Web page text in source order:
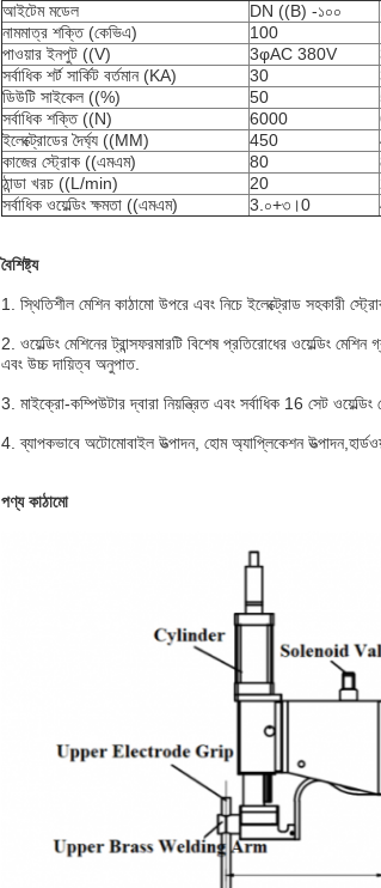
আইটেম মডেল DN ((B) -১০০
নামমাত্র শক্তি (কেভিএ)
100
পাওয়ার ইনপুট ((V)
3φAC 380V
সর্বাধিক শর্ট সার্কিট বর্তমান (KA)
30
ডিউটি সাইকেল ((%)
50
সর্বাধিক শক্তি ((N)
6000
ইলেক্ট্রোডের দৈর্ঘ্য ((MM)
450
কাজের স্ট্রোক ((এমএম)
80
ঠান্ডা খরচ ((L/min)
20
সর্বাধিক ওয়েল্ডিং ক্ষমতা ((এমএম)
3.০+৩।0
বৈশিষ্ট্য
1. স্থিতিশীল মেশিন কাঠামো উপরে এবং নিচে ইলেক্ট্রোড সহকারী
2. ওয়েল্ডিং মেশিনের ট্রান্সফরমারটি বিশেষ প্রতিরোধের ওয়েল্ডিং
এবং উচ্চ দায়িত্ব অনুপাত.
3. মাইক্রো-কম্পিউটার দ্বারা নিয়ন্ত্রিত এবং সর্বাধিক 16 সেট
4. ব্যাপকভাবে অটোমোবাইল উত্পাদন, হোম অ্যাপ্লিকেশন
পণ্য কাঠামো